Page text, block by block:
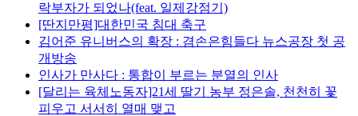
락부자가 되었나(feat. 일제강점기)
[딴지만평]대한민국 침대 축구
김어준 유니버스의 확장 : 겸손은힘들다 뉴스공장 첫 공
개방송
인사가 만사다 : 통합이 부르는 분열의 인사
[달리는 육체노동자]21세 딸기 농부 정은솔, 천천히 꽃
피우고 서서히 열매 맺고